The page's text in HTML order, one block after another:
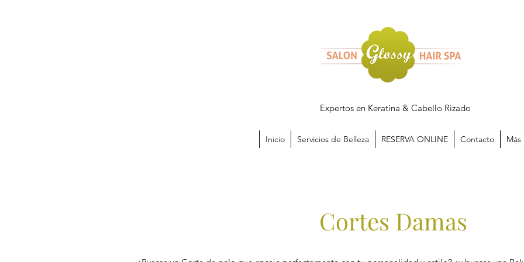
Expertos en Keratina & Cabello Rizado
Inicio Servicios de Belleza RESERVA ONLINE Contacto Más
Cortes Damas